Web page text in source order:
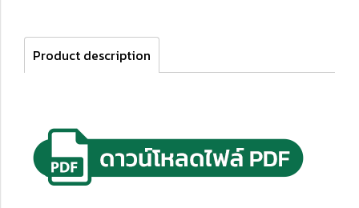
Product description